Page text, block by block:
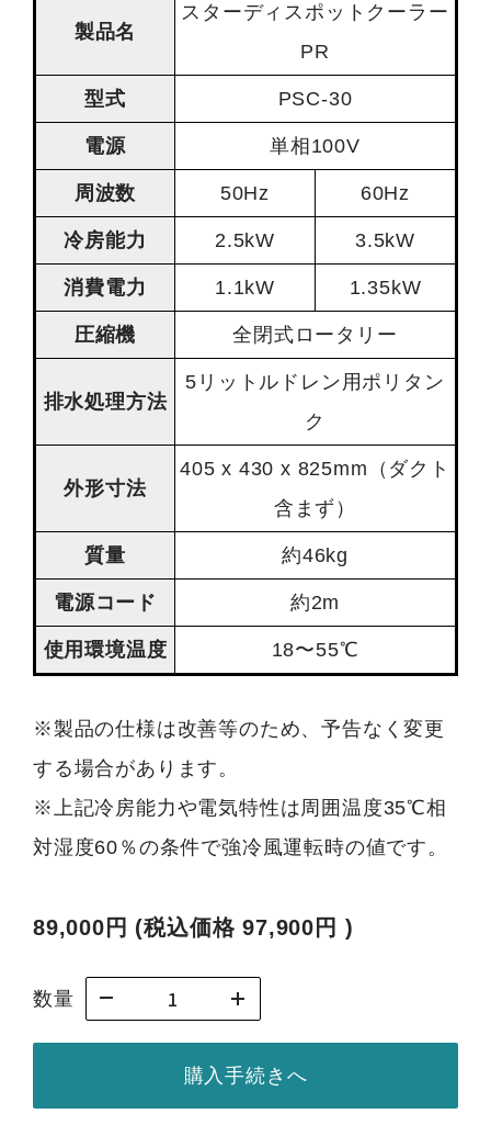
製品名
スターディスポットクーラー
PR
型式 PSC-30
電源 単相100V
周波数 50Hz 60Hz
冷房能力 2.5kW 3.5kW
消費電力 1.1kW 1.35kW
圧縮機 全閉式ロータリー
排水処理方法
5リットルドレン用ポリタン
ク
外形寸法
405 x 430 x 825mm（ダクト
含まず）
質量 約46kg
電源コード 約2m
使用環境温度 18〜55℃
※製品の仕様は改善等のため、予告なく変更
する場合があります。
※上記冷房能力や電気特性は周囲温度35℃相
対湿度60％の条件で強冷風運転時の値です。
89,000円 (税込価格97,900円 )
数量
購入手続きへ